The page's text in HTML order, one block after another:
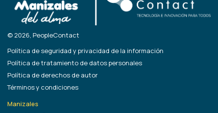
© 2026, PeopleContact
Política de seguridad y privacidad de la información
Política de tratamiento de datos personales
Política de derechos de autor
Términos y condiciones
Manizales